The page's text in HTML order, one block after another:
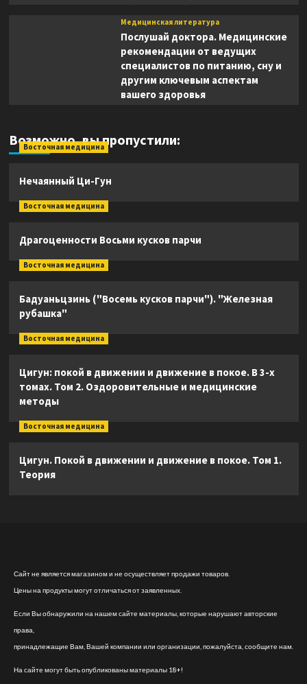
Медицинская литература
Послушай доктора. Медицинские
рекомендации от ведущих
специалистов по питанию, сну и
другим ключевым аспектам
вашего здоровья
Возможно, вы пропустили:
Восточная медицина
Нечаянный Ци-Гун
Восточная медицина
Драгоценности Восьми кусков парчи
Восточная медицина
Бадуаньцзинь ("Восемь кусков парчи"). "Железная
рубашка"
Восточная медицина
Цигун: покой в движении и движение в покое. В 3-х
томах. Том 2. Оздоровительные и медицинские
методы
Восточная медицина
Цигун. Покой в движении и движение в покое. Том 1.
Теория
Сайт не является магазином и не осуществляет продажи товаров.
Цены на продукты могут отличаться от заявленных.
Если Вы обнаружили на нашем сайте материалы, которые нарушают авторские
права,
принадлежащие Вам, Вашей компании или организации, пожалуйста, сообщите нам.
На сайте могут быть опубликованы материалы 18+!